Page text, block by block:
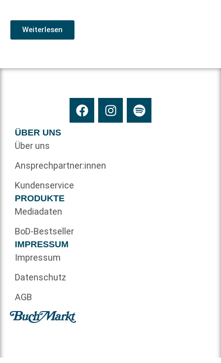
Weiterlesen
ÜBER UNS
Über uns
Ansprechpartner:innen
Kundenservice
PRODUKTE
Mediadaten
BoD-Bestseller
IMPRESSUM
Impressum
Datenschutz
AGB